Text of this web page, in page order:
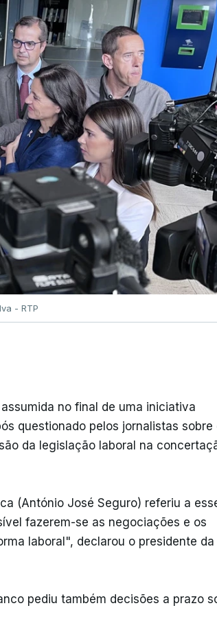
- RTP
no final de uma iniciativa
questionado pelos jornalistas sobre
da legislação laboral na
(António José Seguro) referiu a
fazerem-se as negociações e os
laboral", declarou o presidente da
pediu também decisões a prazo